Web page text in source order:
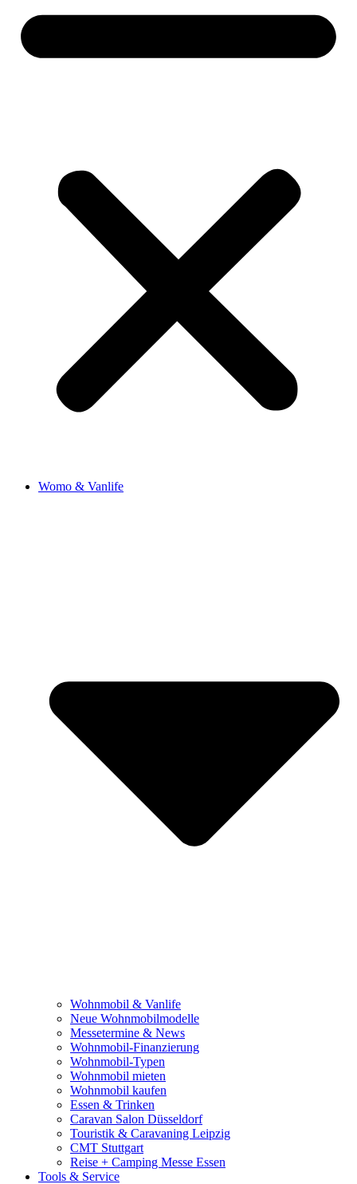
Womo & Vanlife
Wohnmobil & Vanlife
Neue Wohnmobilmodelle
Messetermine & News
Wohnmobil-Finanzierung
Wohnmobil-Typen
Wohnmobil mieten
Wohnmobil kaufen
Essen & Trinken
Caravan Salon Düsseldorf
Touristik & Caravaning Leipzig
CMT Stuttgart
Reise + Camping Messe Essen
Tools & Service